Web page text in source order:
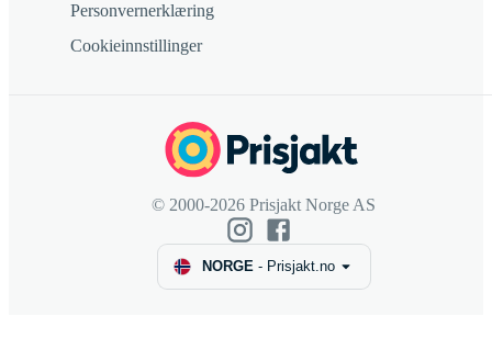
Personvernerklæring
Cookieinnstillinger
© 2000-2026 Prisjakt Norge AS
NORGE- Prisjakt.no